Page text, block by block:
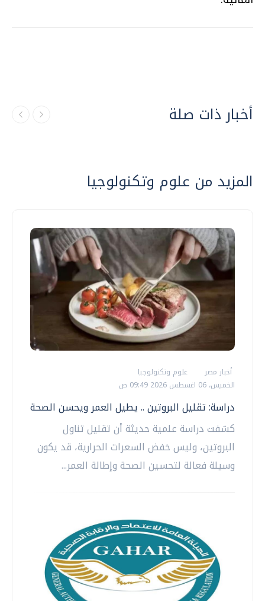
أخبار ذات صلة
المزيد من علوم وتكنولوجيا
أخبار مصر
علوم وتكنولوجيا
الخميس، 06 اغسطس 2026 09:49 ص
دراسة: تقليل البروتين .. يطيل العمر ويحسن الصحة
كشفت دراسة علمية حديثة أن تقليل تناول
البروتين، وليس خفض السعرات الحرارية، قد يكون
وسيلة فعالة لتحسين الصحة وإطالة العمر...